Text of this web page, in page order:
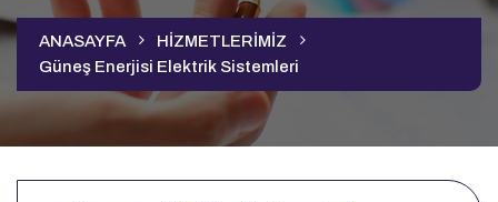
ANASAYFA
HİZMETLERİMİZ
Güneş Enerjisi Elektrik Sistemleri